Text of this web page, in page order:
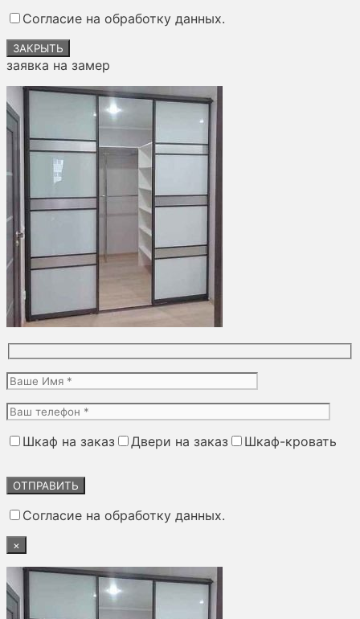
пустым.
Согласие на обработку данных.
ЗАКРЫТЬ
заявка на замер
Шкаф на заказ Двери на заказ
Шкаф-кровать
это
пустым.
Согласие на обработку данных.
×